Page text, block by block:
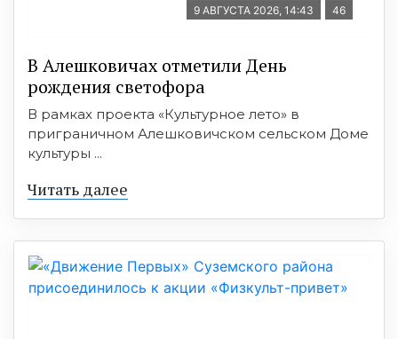
9 АВГУСТА 2026, 14:43 46
В Алешковичах отметили День
рождения светофора
В рамках проекта «Культурное лето» в
приграничном Алешковичском сельском Доме
культуры ...
Читать далее